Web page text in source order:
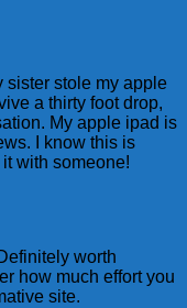
sister stole my apple
a thirty foot drop,
My apple ipad is
I know this is
with someone!
worth
how much effort you
site.